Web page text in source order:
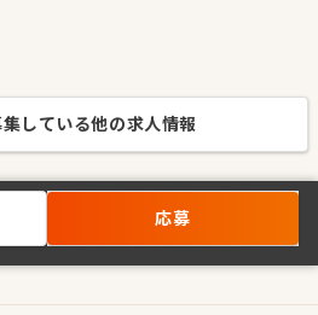
している他の求人情報
応募